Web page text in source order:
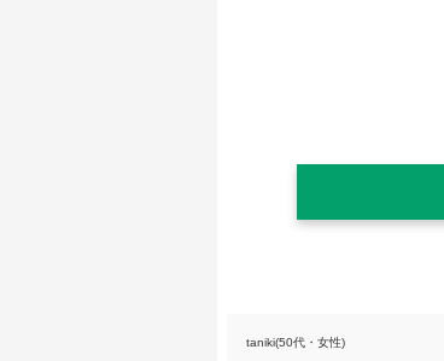
taniki(50代・女性)